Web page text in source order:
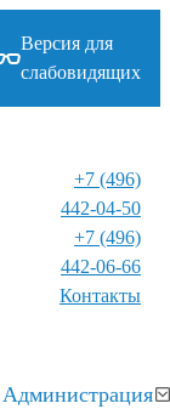
Версия для
слабовидящих
+7 (496)
442-04-50
+7 (496)
442-06-66
Контакты⁠
Администрация